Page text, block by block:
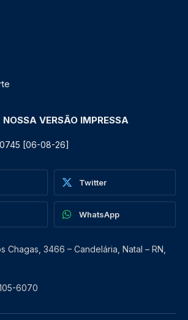
VERSÃO IMPRESSA
0745 [06-08-26]
Twitter
WhatsApp
Chagas, 3466 – Candelária, Natal – RN,
6070